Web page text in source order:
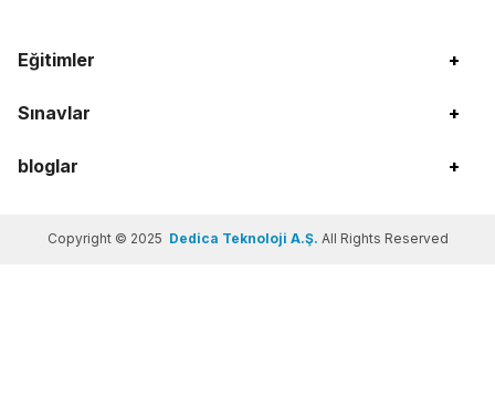
Eğitimler +
Sınavlar +
bloglar +
Copyright © 2025 Dedica Teknoloji A.Ş. All Rights Reserved